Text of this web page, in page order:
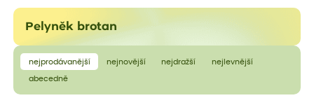
Pelyněk brotan
nejprodávanější nejnovější nejdražší nejlevnější
abecedně